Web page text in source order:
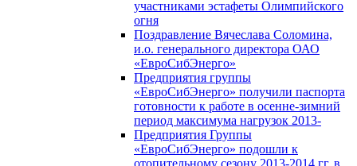
участниками эстафеты Олимпийского
огня
Поздравление Вячеслава Соломина,
и.о. генерального директора ОАО
«ЕвроСибЭнерго»
Предприятия группы
«ЕвроСибЭнерго» получили паспорта
готовности к работе в осенне-зимний
период максимума нагрузок 2013-
Предприятия Группы
«ЕвроСибЭнерго» подошли к